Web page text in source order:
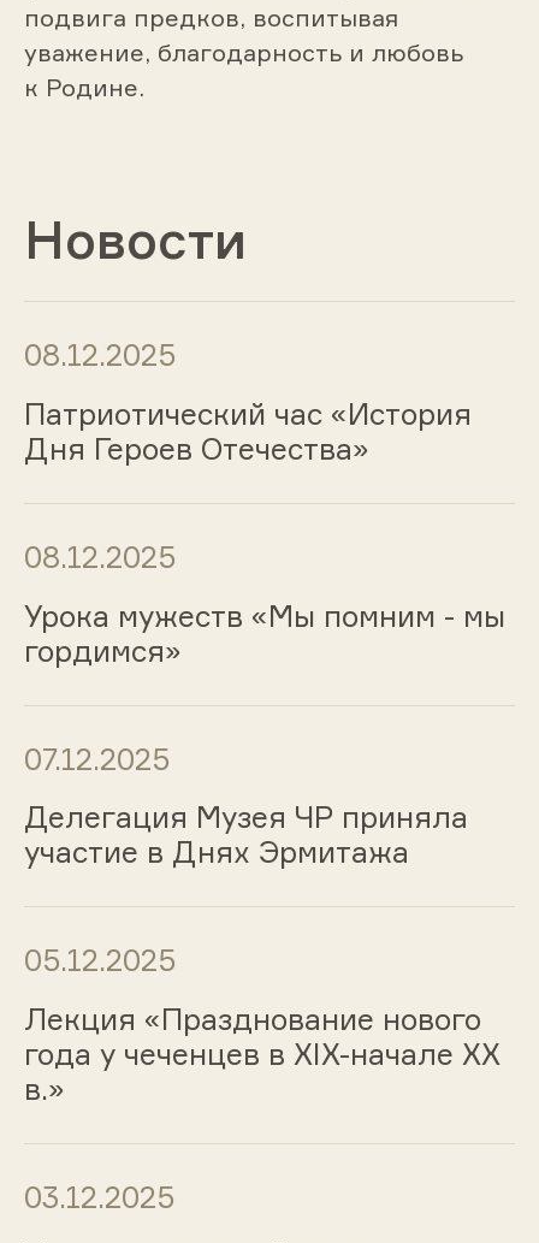
подвига предков, воспитывая
уважение, благодарность и любовь
к Родине.
Новости
08.12.2025
Патриотический час «История
Дня Героев Отечества»
08.12.2025
Урока мужеств «Мы помним - мы
гордимся»
07.12.2025
Делегация Музея ЧР приняла
участие в Днях Эрмитажа
05.12.2025
Лекция «Празднование нового
года у чеченцев в XIX-начале XX
в.»
03.12.2025